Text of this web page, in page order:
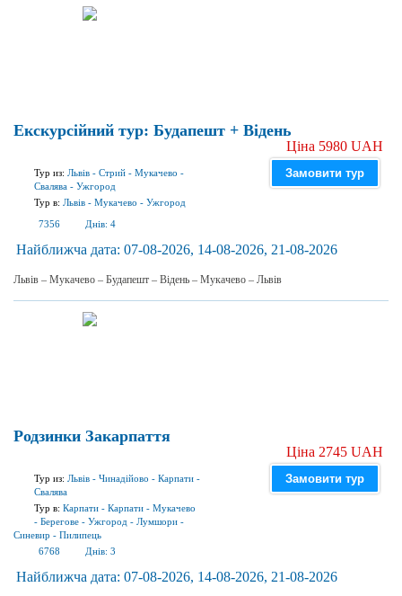
Екскурсійний тур: Будапешт + Відень
Тур из: Львів - Стрий - Мукачево -
Свалява - Ужгород
Тур в: Львів - Мукачево - Ужгород
7356
Днів: 4
Ціна 5980 UAH
Замовити тур
Найближча дата: 07-08-2026, 14-08-2026, 21-08-2026
Львів – Мукачево – Будапешт – Відень – Мукачево – Львів
Родзинки Закарпаття
Тур из: Львів - Чинадійово - Карпати -
Свалява
Тур в: Карпати - Карпати - Мукачево
- Берегове - Ужгород - Лумшори -
Синевир - Пилипець
6768
Днів: 3
Ціна 2745 UAH
Замовити тур
Найближча дата: 07-08-2026, 14-08-2026, 21-08-2026